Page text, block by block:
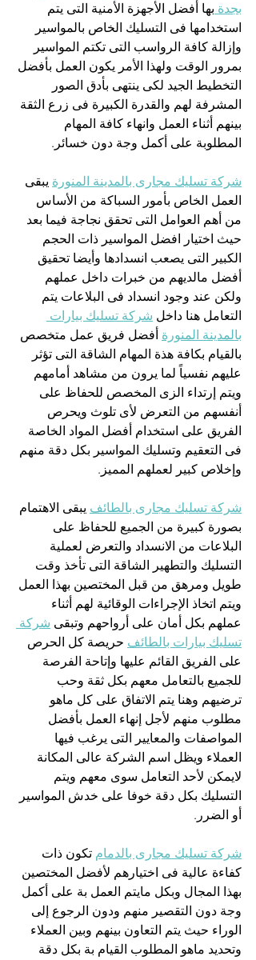
بجدة بها أفضل الأجهزة الأمنية التى يتم
استخدامها فى التسليك الخاص بالمواسير
وإزالة كافة الرواسب التى تكتم المواسير
بمرور الوقت ولهذا الأمر يكون العمل بأفضل
التخطيط الجيد لكى ينتهى بأدق الصور
المشرفة لهم والقدرة الكبيرة فى زرع الثقة
بينهم أثناء العمل وانهاء كافة المهام
المطلوبة على أكمل وجة دون خسائر.
شركة تسليك مجارى بالمدينة المنورة يبقى
العمل الخاص بأمور السباكة من الأساس
من أهم العوامل التى تحقق نجاجة فيما بعد
حيث اختيار افضل المواسير ذات الحجم
الكبير التى يصعب انسدادها وأيضا تحقيق
أفضل مالديهم من خبرات داخل عملهم
ولكن عند وجود انسداد فى البلاعات يتم
التعامل هنا داخل شركة تسليك بيارات
بالمدينة المنورة أفضل فريق عمل متخصص
بالقيام بكافة هذة المهام الشاقة التى تؤثر
عليهم نفسياً لما يرون من مشاهد أمامهم
ويتم إرتداء الزى المخصص للحفاظ على
أنفسهم من التعرض لأى تلوث ويحرص
الفريق على استخدام أفضل المواد الخاصة
فى التعقيم وتسليك المواسير بكل دقة منهم
وإخلاص كبير لعملهم المميز.
شركة تسليك مجارى بالطائف يبقى الاهتمام
بصورة كبيرة من الجميع للحفاظ على
البلاعات من الانسداد والتعرض لعملية
التسليك والتطهير الشاقة التى تأخذ وقت
طويل ومرهق من قبل المختصين بهذا العمل
ويتم اتخاذ الإجراءات الوقائية لهم أثناء
عملهم بكل أمان على أرواحهم وتبقى شركة
تسليك بيارات بالطائف حريصة كل الحرص
على الفريق القائم عليها وإتاحة الفرصة
للجميع بالتعامل معهم بكل ثقة وحب
ترضيهم وهنا يتم الاتفاق على كل ماهو
مطلوب منهم لأجل إنهاء العمل بأفضل
المواصفات والمعايير التى يرغب فيها
العملاء ويظل اسم الشركة عالى المكانة
لايمكن لأحد التعامل سوى معهم ويتم
التسليك بكل دقة خوفا على خدش المواسير
أو الضرر.
شركة تسليك مجارى بالدمام تكون ذات
كفاءة عالية فى اختيارهم لأفضل المختصين
بهذا المجال وبكل مايتم العمل بة على أكمل
وجة دون التقصير منهم ودون الرجوع إلى
الوراء حيث يتم التعاون بينهم وبين العملاء
وتحديد ماهو المطلوب القيام بة بكل دقة